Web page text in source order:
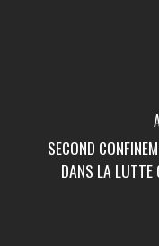
SECOND
DANS LA LUTTE